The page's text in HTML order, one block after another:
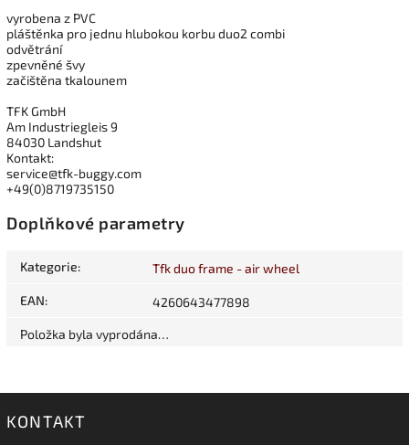
vyrobena z PVC
pláštěnka pro jednu hlubokou korbu duo2 combi
odvětrání
zpevněné švy
začištěna tkalounem
TFK GmbH
Am Industriegleis 9
84030 Landshut
Kontakt:
service@tfk-buggy.com
+49(0)8719735150
Doplňkové parametry
Kategorie: Tfk duo frame - air wheel
EAN: 4260643477898
Položka byla vyprodána…
KONTAKT